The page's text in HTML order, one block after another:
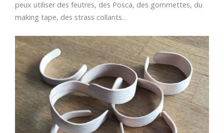
peux utiliser des feutres, des Posca, des gommettes, du
making tape, des strass collants…